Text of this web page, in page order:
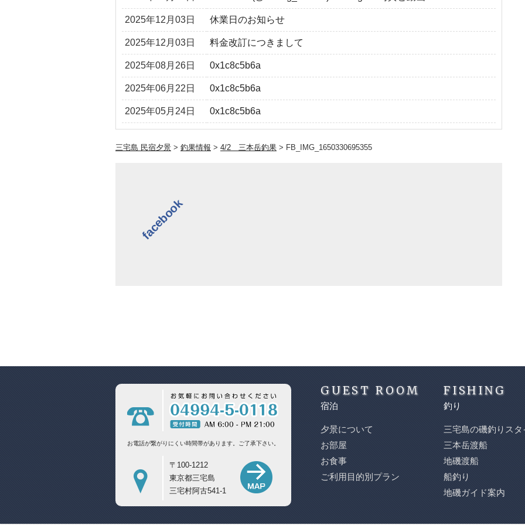
2025年12月03日 休業日のお知らせ
2025年12月03日 料金改訂につきまして
2025年08月26日 0x1c8c5b6a
2025年06月22日 0x1c8c5b6a
2025年05月24日 0x1c8c5b6a
三宅島 民宿夕景 > 釣果情報 > 4/2 三本岳釣果 > FB_IMG_1650330695355
facebook
お電話が繋がりにくい時間帯があります。 ご了承下さい。
〒100-1212
東京都三宅島
三宅村阿古541-1
GUEST ROOM
宿泊
夕景について
お部屋
お食事
ご利用目的別プラン
FISHING
釣り
三宅島の磯釣りスタ
三本岳渡船
地磯渡船
船釣り
地磯ガイド案内